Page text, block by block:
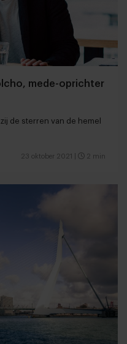
mede-oprichter
de sterren van de hemel
23 oktober 2021 2 min